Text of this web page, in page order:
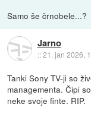
Samo še črnobele...?
Jarno
::21. jan 2026,
Tanki Sony TV-ji so
managementa. Čipi
neke svoje finte. RIP.